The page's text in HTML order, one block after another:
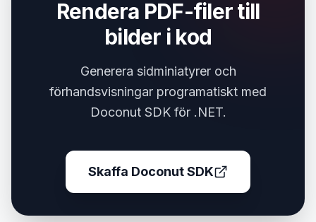
Rendera PDF-filer till
bilder i kod
Generera sidminiatyrer och
förhandsvisningar programatiskt med
Doconut SDK för .NET.
Skaffa Doconut SDK